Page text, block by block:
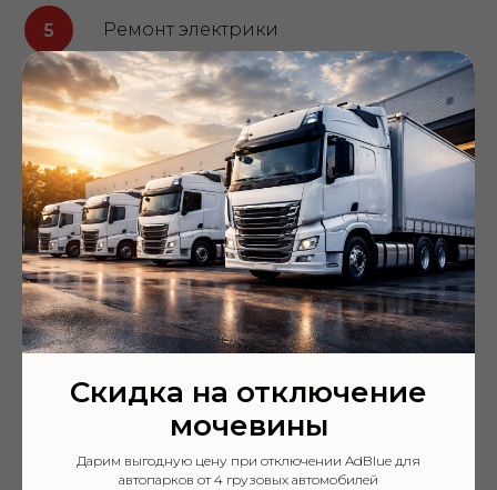
Ремонт электрики
Восстановление работоспособности
автомобиля
Подготовку техники к
самостоятельному ходу
Если ремонт на месте невозможен —
честно скажем сразу, без лишних
Скидка на отключение
мочевины
Дарим выгодную цену при отключении AdBlue для
автопарков от 4 грузовых автомобилей